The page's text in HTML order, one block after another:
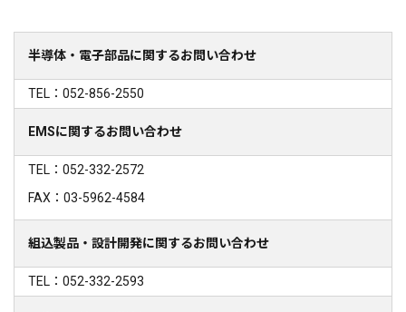
半導体・電子部品に関するお問い合わせ
TEL：052-856-2550
EMSに関するお問い合わせ
TEL：052-332-2572
FAX：03-5962-4584
組込製品・設計開発に関するお問い合わせ
TEL：052-332-2593